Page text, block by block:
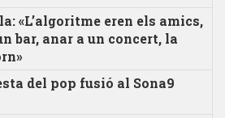
«L’algoritme eren els amics,
bar, anar a un concert, la
del pop fusió al Sona9